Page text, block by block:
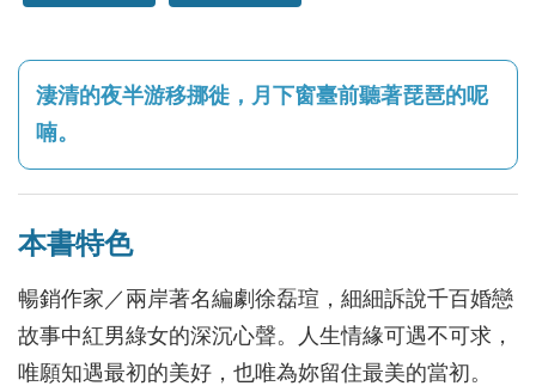
淒清的夜半游移挪徙，月下窗臺前聽著琵琶的呢
喃。
本書特色
暢銷作家／兩岸著名編劇徐磊瑄，細細訴說千百婚戀
故事中紅男綠女的深沉心聲。人生情緣可遇不可求，
唯願知遇最初的美好，也唯為妳留住最美的當初。